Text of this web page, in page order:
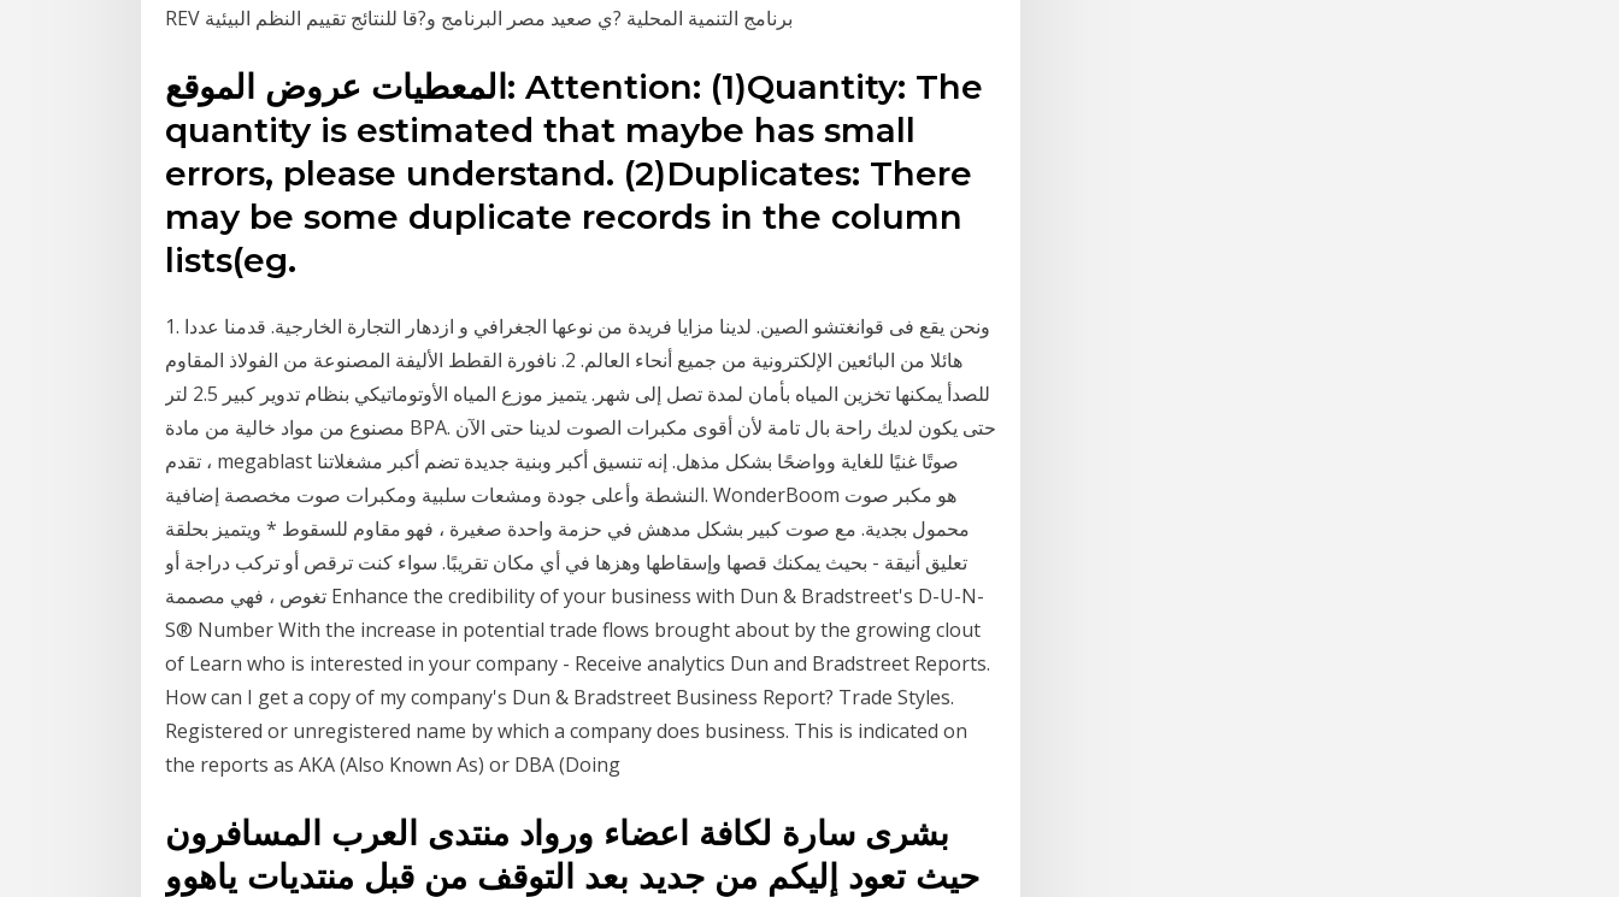
REV‬‬ ‫برنامج التنمية المحلية ?ي صعيد مصر‬ ‫البرنامج و?قا للنتائج‬ ‫تقييم النظم البيئية
المعطيات عروض الموقع: Attention: (1)Quantity: The
quantity is estimated that maybe has small
errors, please understand. (2)Duplicates: There
may be some duplicate records in the column
lists(eg.
1. ونحن يقع فى قوانغتشو الصين. لدينا مزايا فريدة من نوعها الجغرافي و ازدهار التجارة الخارجية. قدمنا عددا
هائلا من البائعين الإلكترونية من جميع أنحاء العالم. 2. نافورة القطط الأليفة المصنوعة من الفولاذ المقاوم
للصدأ يمكنها تخزين المياه بأمان لمدة تصل إلى شهر. يتميز موزع المياه الأوتوماتيكي بنظام تدوير كبير 2.5 لتر
مصنوع من مواد خالية من مادة BPA. حتى يكون لديك راحة بال تامة لأن أقوى مكبرات الصوت لدينا حتى الآن
، تقدم megablast صوتًا غنيًا للغاية وواضحًا بشكل مذهل. إنه تنسيق أكبر وبنية جديدة تضم أكبر مشغلاتنا
النشطة وأعلى جودة ومشعات سلبية ومكبرات صوت مخصصة إضافية. WonderBoom هو مكبر صوت
محمول بجدية. مع صوت كبير بشكل مدهش في حزمة واحدة صغيرة ، فهو مقاوم للسقوط * ويتميز بحلقة
تعليق أنيقة - بحيث يمكنك قصها وإسقاطها وهزها في أي مكان تقريبًا. سواء كنت ترقص أو تركب دراجة أو
تغوص ، فهي مصممة Enhance the credibility of your business with Dun & Bradstreet's D-U-N-
S® Number With the increase in potential trade flows brought about by the growing clout
of Learn who is interested in your company - Receive analytics Dun and Bradstreet Reports.
How can I get a copy of my company's Dun & Bradstreet Business Report? Trade Styles.
Registered or unregistered name by which a company does business. This is indicated on
the reports as AKA (Also Known As) or DBA (Doing
بشرى سارة لكافة اعضاء ورواد منتدى العرب المسافرون
حيث تعود إليكم من جديد بعد التوقف من قبل منتديات ياهوو